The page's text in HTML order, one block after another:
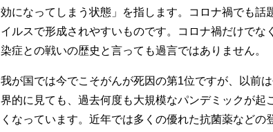
効になってしまう状態」を指します。コロナ禍でも話
イルスで形成されやすいものです。コロナ禍だけで
染症との戦いの歴史と言っても過言ではありません。
我が国では今でこそがんが死因の第1位ですが、以前
界的に見ても、過去何度も大規模なパンデミックが起
くなっています。近年では多くの優れた抗菌薬など